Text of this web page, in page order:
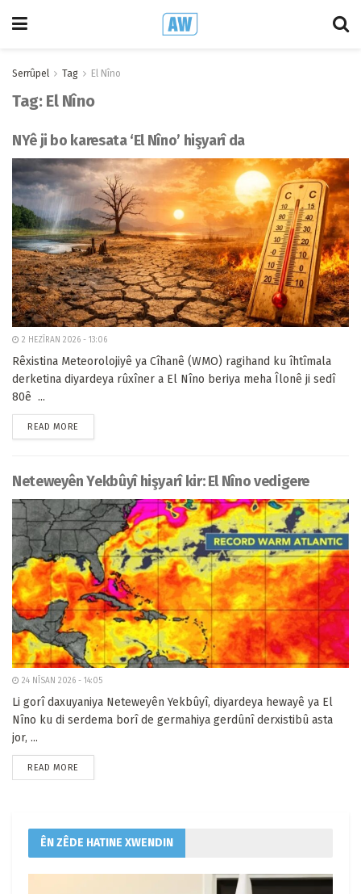
Serrûpel Tag El Nîno
Tag: El Nîno
NYê ji bo karesata ‘El Nîno’ hişyarî da
2 HEZÎRAN 2026 - 13:06
Rêxistina Meteorolojiyê ya Cîhanê (WMO) ragihand ku îhtîmala
derketina diyardeya rûxîner a El Nîno beriya meha Îlonê ji sedî
80ê ...
READ MORE
Neteweyên Yekbûyî hişyarî kir: El Nîno vedigere
24 NÎSAN 2026 - 14:05
Li gorî daxuyaniya Neteweyên Yekbûyî, diyardeya hewayê ya El
Nîno ku di serdema borî de germahiya gerdûnî derxistibû asta
jor, ...
READ MORE
ÊN ZÊDE HATINE XWENDIN